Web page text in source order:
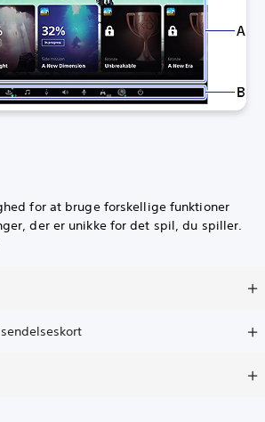
for at bruge forskellige funktioner
der er unikke for det spil, du spiller.